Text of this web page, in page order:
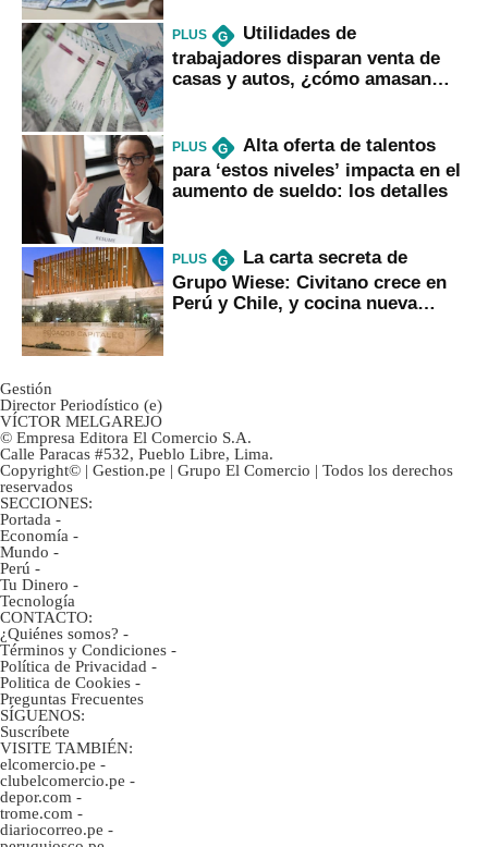
PLUS G
Utilidades de
trabajadores disparan venta de
casas y autos, ¿cómo amasan
PLUS G
Alta oferta de talentos
para ‘estos niveles’ impacta en el
aumento de sueldo: los detalles
PLUS G
La carta secreta de
Grupo Wiese: Civitano crece en
Perú y Chile, y cocina nueva
Gestión
Director Periodístico (e)
VÍCTOR MELGAREJO
© Empresa Editora El Comercio S.A.
Calle Paracas #532, Pueblo Libre, Lima.
Copyright© | Gestion.pe | Grupo El Comercio | Todos los derechos
reservados
SECCIONES:
Portada -
Economía -
Mundo -
Perú -
Tu Dinero -
Tecnología
CONTACTO:
¿Quiénes somos? -
Términos y Condiciones -
Política de Privacidad -
Politica de Cookies -
Preguntas Frecuentes
SÍGUENOS:
Suscríbete
VISITE TAMBIÉN:
elcomercio.pe -
clubelcomercio.pe -
depor.com -
trome.com -
diariocorreo.pe -